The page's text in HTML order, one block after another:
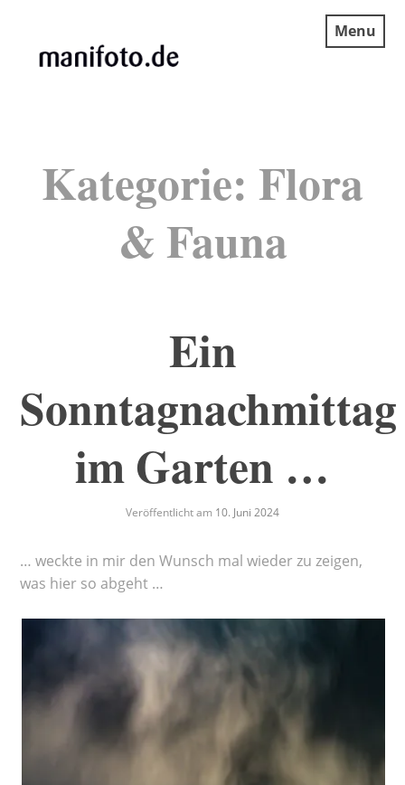
content
Menu
Kategorie: Flora
& Fauna
Ein
Sonntagnachmittag
im Garten …
Veröffentlicht am 10. Juni 2024
… weckte in mir den Wunsch mal wieder zu zeigen,
was hier so abgeht …